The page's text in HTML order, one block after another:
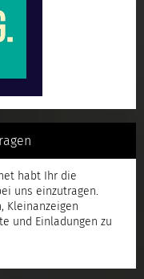
habt Ihr die
uns einzutragen.
Kleinanzeigen
und Einladungen zu